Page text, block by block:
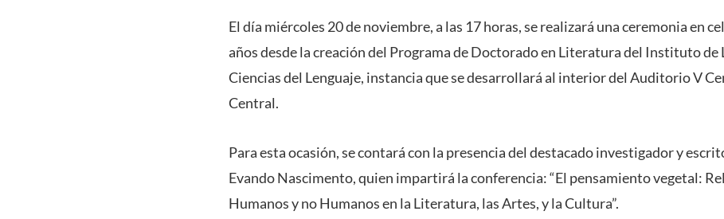
El día miércoles 20 de noviembre, a las 17 horas, se realizará una ceremonia en
años desde la creación del Programa de Doctorado en Literatura del Instituto
Ciencias del Lenguaje, instancia que se desarrollará al interior del Auditorio V
Central.
Para esta ocasión, se contará con la presencia del destacado investigador y
Evando Nascimento, quien impartirá la conferencia: “El pensamiento vegetal:
Humanos y no Humanos en la Literatura, las Artes, y la Cultura”.